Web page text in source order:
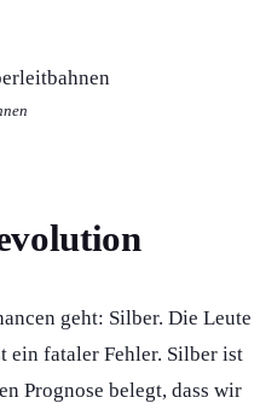
geht: Silber. Die Leute
ein fataler Fehler. Silber ist
Prognose belegt, dass wir